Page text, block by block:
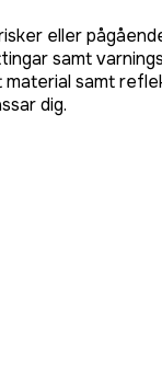
eller
samt
samt
dig.